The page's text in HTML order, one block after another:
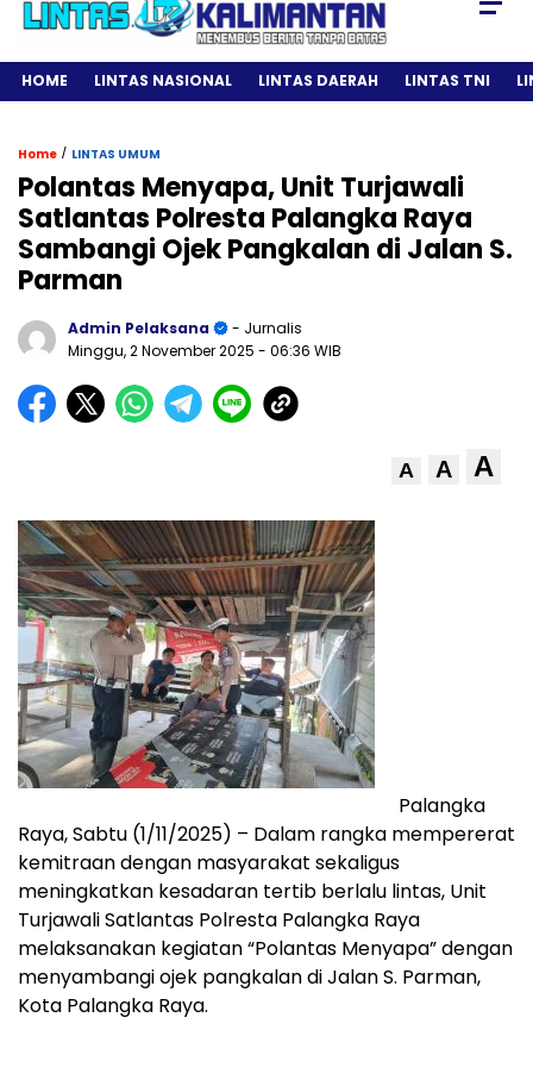
HOME LINTAS NASIONAL LINTAS DAERAH LINTAS TNI
Home / LINTAS UMUM
Polantas Menyapa, Unit Turjawali
Satlantas Polresta Palangka Raya
Sambangi Ojek Pangkalan di Jalan S.
Parman
Admin Pelaksana
- Jurnalis
Minggu, 2 November 2025 - 06:36 WIB
A A A
Palangka
Raya, Sabtu (1/11/2025) – Dalam rangka mempererat
kemitraan dengan masyarakat sekaligus
meningkatkan kesadaran tertib berlalu lintas, Unit
Turjawali Satlantas Polresta Palangka Raya
melaksanakan kegiatan “Polantas Menyapa” dengan
menyambangi ojek pangkalan di Jalan S. Parman,
Kota Palangka Raya.